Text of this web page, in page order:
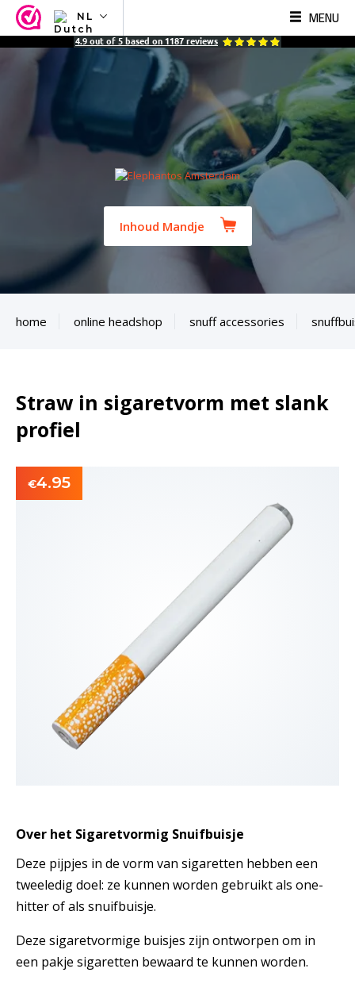
NL
NL
ES
MENU
4.9 out of 5 based on 1187 reviews
Inhoud Mandje
home online headshop snuff accessories
Straw in sigaretvorm met slank
profiel
€4.95
Over het Sigaretvormig Snuifbuisje
Deze pijpjes in de vorm van sigaretten hebben een
tweeledig doel: ze kunnen worden gebruikt als one-
hitter of als snuifbuisje.
Deze sigaretvormige buisjes zijn ontworpen om in
een pakje sigaretten bewaard te kunnen worden.